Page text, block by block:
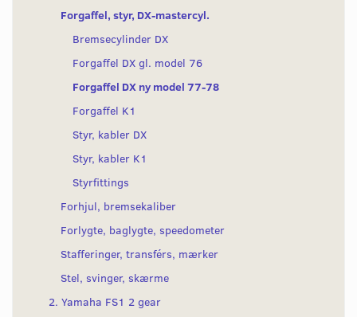
Forgaffel, styr, DX-mastercyl.
Bremsecylinder DX
Forgaffel DX gl. model 76
Forgaffel DX ny model 77-78
Forgaffel K1
Styr, kabler DX
Styr, kabler K1
Styrfittings
Forhjul, bremsekaliber
Forlygte, baglygte, speedometer
Stafferinger, transférs, mærker
Stel, svinger, skærme
2. Yamaha FS1 2 gear